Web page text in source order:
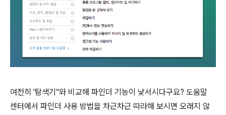
여전히 '탐색기"와 비교해 파인더 기능이 낯서시다구요? 도움말
센터에서 파인더 사용 방법을 차근차근 따라해 보시면 오래지 않